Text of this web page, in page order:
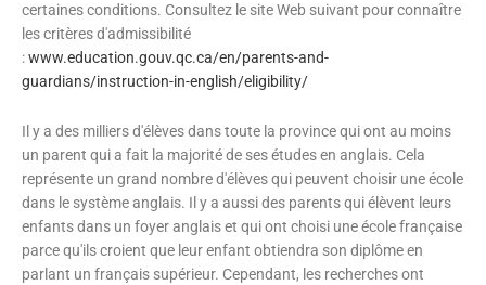
certaines conditions. Consultez le site Web suivant pour connaître
les critères d'admissibilité
:www.education.gouv.qc.ca/en/parents-and-
guardians/instruction-in-english/eligibility/
Il y a des milliers d'élèves dans toute la province qui ont au moins
un parent qui a fait la majorité de ses études en anglais. Cela
représente un grand nombre d'élèves qui peuvent choisir une école
dans le système anglais. Il y a aussi des parents qui élèvent leurs
enfants dans un foyer anglais et qui ont choisi une école française
parce qu'ils croient que leur enfant obtiendra son diplôme en
parlant un français supérieur. Cependant, les recherches ont